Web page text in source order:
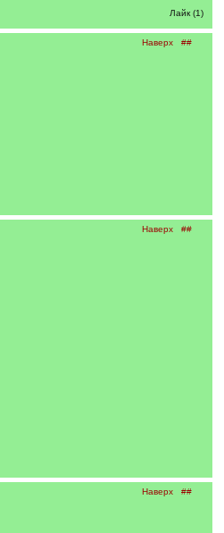
Лайк (1)
Наверх ##
Наверх ##
Наверх ##